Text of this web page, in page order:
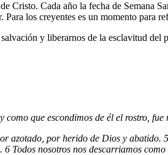
Cristo. Cada año la fecha de Semana
los creyentes es un momento para
y liberarnos de la esclavitud del
que escondimos de él el rostro,
azotado, por herido de Dios y
Todos nosotros nos descarriamos